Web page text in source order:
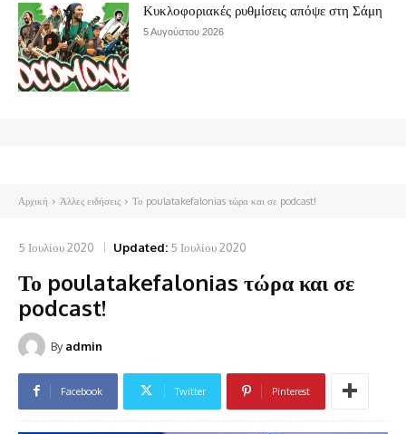
Κυκλοφοριακές ρυθμίσεις απόψε στη Σάμη
5 Αυγούστου 2026